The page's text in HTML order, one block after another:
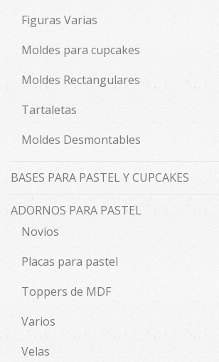
Figuras Varias
Moldes para cupcakes
Moldes Rectangulares
Tartaletas
Moldes Desmontables
BASES PARA PASTEL Y CUPCAKES
ADORNOS PARA PASTEL
Novios
Placas para pastel
Toppers de MDF
Varios
Velas